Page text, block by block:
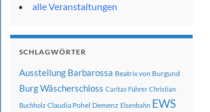
alle Veranstaltungen
SCHLAGWÖRTER
Ausstellung Barbarossa Beatrix von Burgund
Burg Wäscherschloss Caritas Führer Christian
Buchholz Claudia Pohel Demenz Eisenbahn EWS